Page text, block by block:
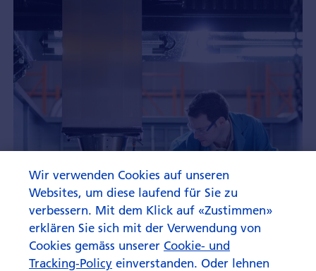
Wir verwenden Cookies auf unseren
Websites, um diese laufend für Sie zu
verbessern. Mit dem Klick auf «Zustimmen»
erklären Sie sich mit der Verwendung von
Cookies gemäss unserer Cookie- und
Tracking-Policy einverstanden. Oder lehnen